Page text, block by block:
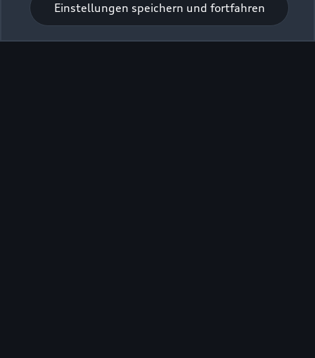
Einstellungen speichern und fortfahren
Verkauf